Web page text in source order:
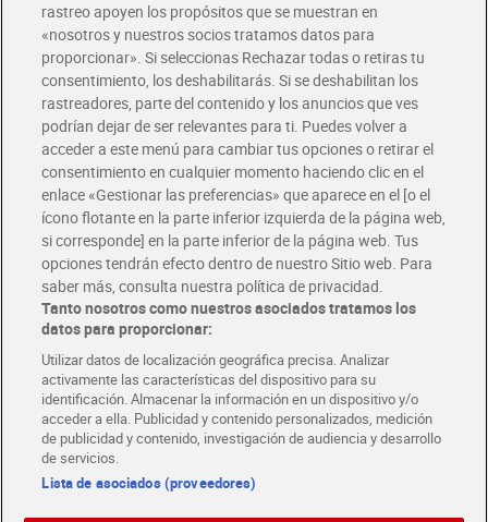
Glovo y Uber Eats
Solicita tu factura de Glovo o Uber Eats
Únete al CLUB Dia
Disfruta las ventajas y ofertas exclusivas.
Descárgate la APP Dia
Folletos y Tiendas
Descubre las mejores ofertas y busca tu tienda más cercana
Tarjeta MaX Dia
Te devuelve hasta 8€/mes de tus compras.
¡Solicita tu tarjeta de crédito aquí!
COMER MEJOR CADA DIA
COLABORA CON DIA ABRE TU TIENDA DIA CORPORATE
rastreo apoyen los propósitos que se muestran en
«nosotros y nuestros socios tratamos datos para
proporcionar». Si seleccionas Rechazar todas o retiras tu
consentimiento, los deshabilitarás. Si se deshabilitan los
rastreadores, parte del contenido y los anuncios que ves
podrían dejar de ser relevantes para ti. Puedes volver a
acceder a este menú para cambiar tus opciones o retirar el
consentimiento en cualquier momento haciendo clic en el
enlace «Gestionar las preferencias» que aparece en el [o el
ícono flotante en la parte inferior izquierda de la página web,
si corresponde] en la parte inferior de la página web. Tus
opciones tendrán efecto dentro de nuestro Sitio web. Para
saber más, consulta nuestra política de privacidad.
Tanto nosotros como nuestros asociados tratamos los
datos para proporcionar:
Utilizar datos de localización geográfica precisa. Analizar
activamente las características del dispositivo para su
identificación. Almacenar la información en un dispositivo y/o
acceder a ella. Publicidad y contenido personalizados, medición
de publicidad y contenido, investigación de audiencia y desarrollo
de servicios.
Lista de asociados (proveedores)